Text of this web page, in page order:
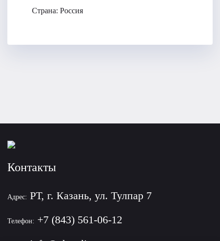
Страна: Россия
Контакты
Адрес: РТ, г. Казань, ул. Тулпар 7
Телефон: +7 (843) 561-06-12